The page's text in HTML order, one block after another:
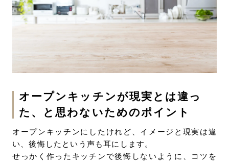
オープンキッチンが現実とは違っ
た、と思わないためのポイント
オープンキッチンにしたけれど、イメージと現実は違
い、後悔したという声も耳にします。
せっかく作ったキッチンで後悔しないように、コツを